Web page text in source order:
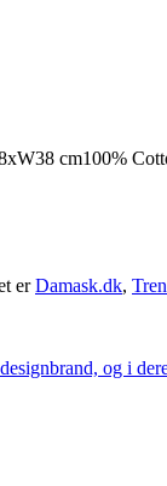
cm100%
erDamask.dk,
og i